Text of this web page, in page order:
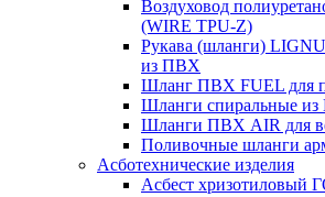
Воздуховод
(WIRE TPU-Z)
Рукава (шланги)
из ПВХ
Шланг ПВХ FUEL для
Шланги спиральные
Шланги ПВХ AIR для
Поливочные шланги
Асботехнические изделия
Асбест хризотиловый